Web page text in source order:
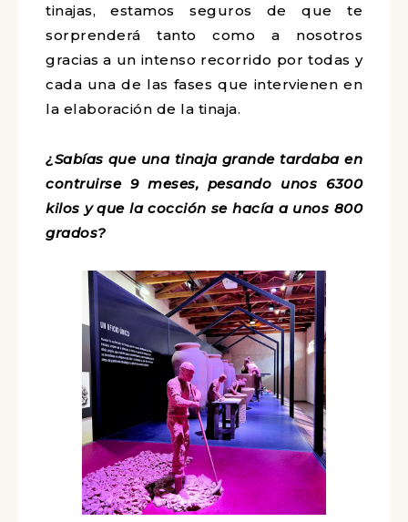
tinajas, estamos seguros de que te
sorprenderá tanto como a nosotros
gracias a un intenso recorrido por todas y
cada una de las fases que intervienen en
la elaboración de la tinaja.
¿Sabías que una tinaja grande tardaba en
contruirse 9 meses, pesando unos 6300
kilos y que la cocción se hacía a unos 800
grados?